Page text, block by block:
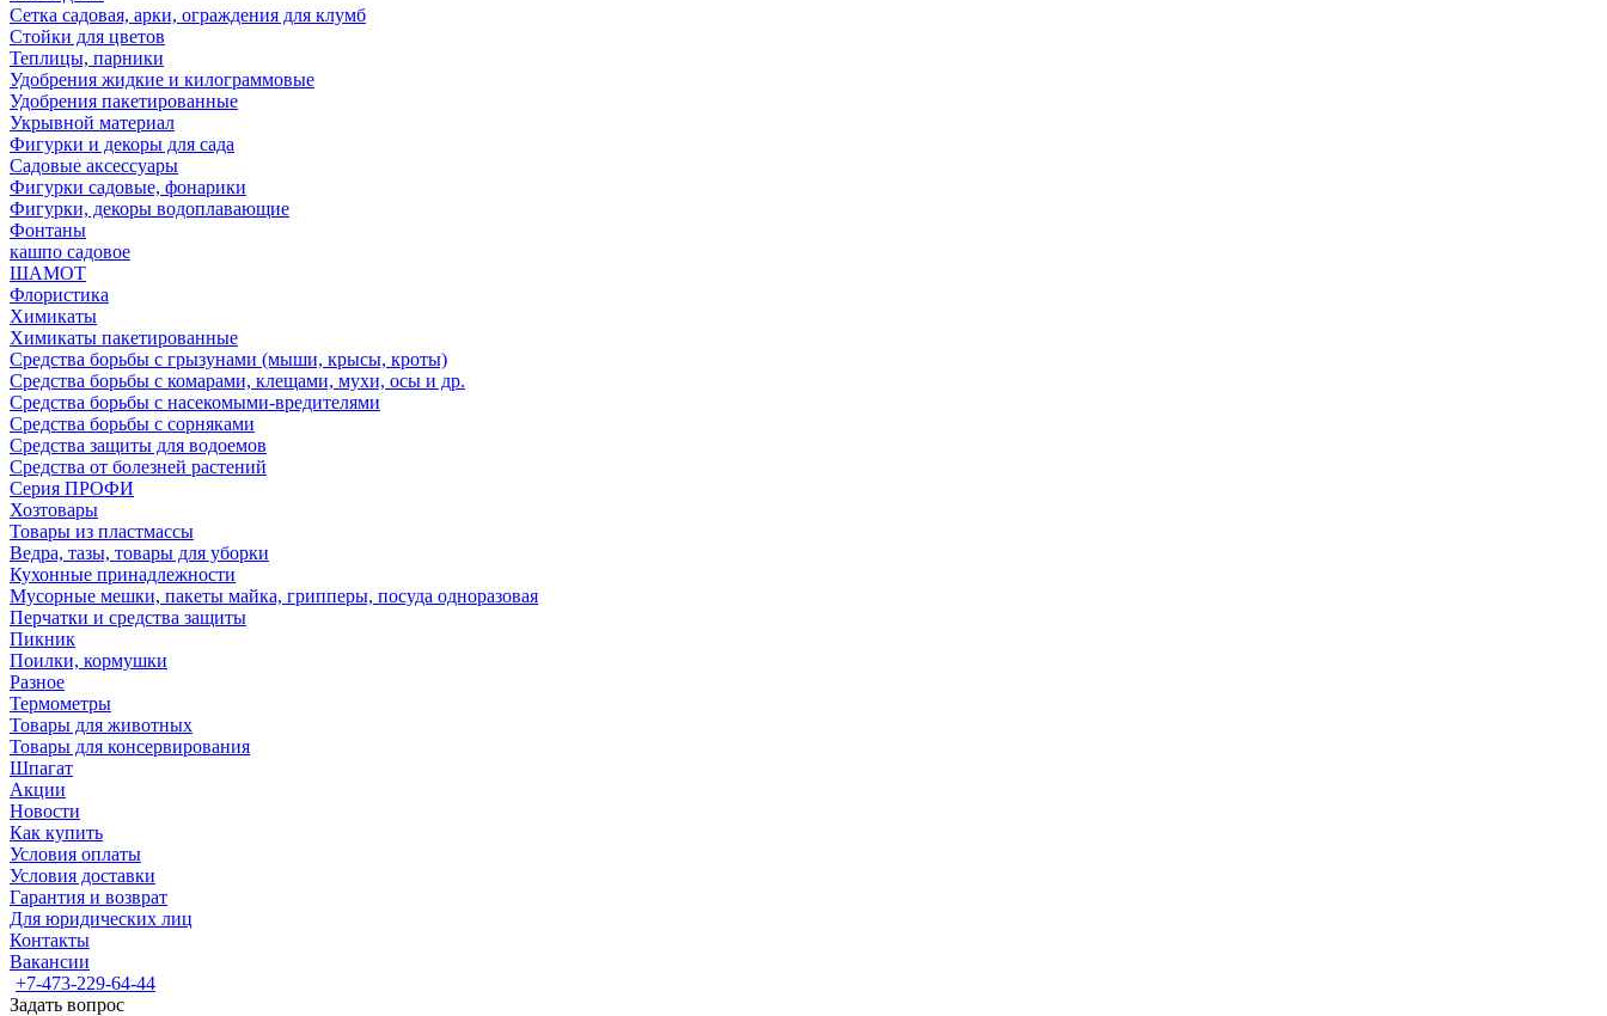
Сетка садовая, арки, ограждения для клумб
Стойки для цветов
Теплицы, парники
Удобрения жидкие и килограммовые
Удобрения пакетированные
Укрывной материал
Фигурки и декоры для сада
Садовые аксессуары
Фигурки садовые, фонарики
Фигурки, декоры водоплавающие
Фонтаны
кашпо садовое
ШАМОТ
Флористика
Химикаты
Химикаты пакетированные
Средства борьбы с грызунами (мыши, крысы, кроты)
Средства борьбы с комарами, клещами, мухи, осы и др.
Средства борьбы с насекомыми-вредителями
Средства борьбы с сорняками
Средства защиты для водоемов
Средства от болезней растений
Серия ПРОФИ
Хозтовары
Товары из пластмассы
Ведра, тазы, товары для уборки
Кухонные принадлежности
Мусорные мешки, пакеты майка, грипперы, посуда одноразовая
Перчатки и средства защиты
Пикник
Поилки, кормушки
Разное
Термометры
Товары для животных
Товары для консервирования
Шпагат
Акции
Новости
Как купить
Условия оплаты
Условия доставки
Гарантия и возврат
Для юридических лиц
Контакты
Вакансии
+7-473-229-64-44
Задать вопрос